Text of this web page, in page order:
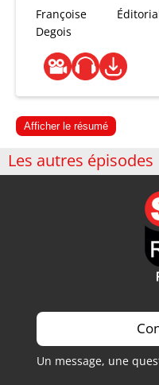
Françoise
Degois
Afficher le résumé
Les autres épisodes
Un message, une